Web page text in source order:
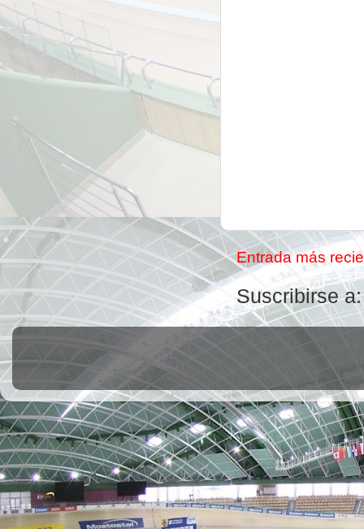
Entrada más
Suscribirse